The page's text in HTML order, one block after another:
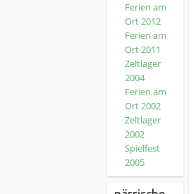
Ferien am
Ort 2012
Ferien am
Ort 2011
Zeltlager
2004
Ferien am
Ort 2002
Zeltlager
2002
Spielfest
2005